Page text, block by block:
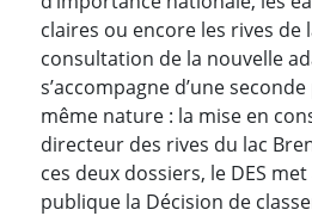
claires ou encore les rives de
consultation de la nouvelle
s’accompagne d’une
même nature : la mise en
directeur des rives du lac
ces deux dossiers, le DES met
publique la Décision de